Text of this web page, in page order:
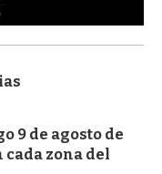
9 de agosto de
cada zona del